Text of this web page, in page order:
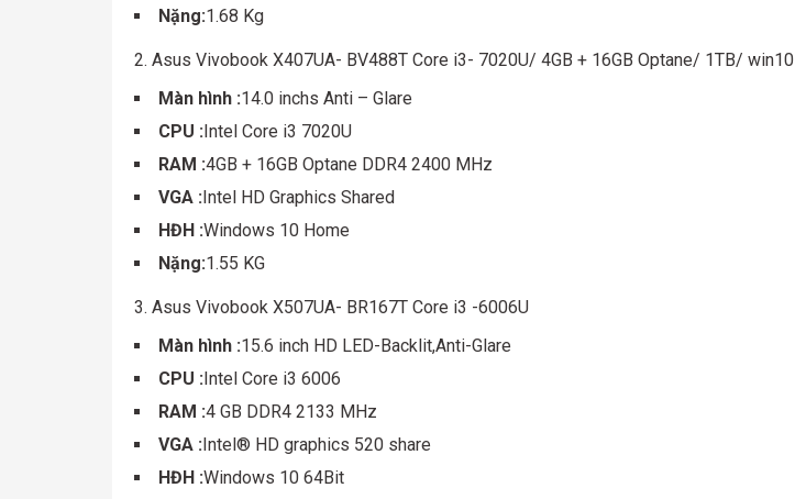
Nặng:1.68 Kg
2. Asus Vivobook X407UA- BV488T Core i3- 7020U/ 4GB + 16GB Optane/ 1TB/ win10
Màn hình :14.0 inchs Anti – Glare
CPU :Intel Core i3 7020U
RAM :4GB + 16GB Optane DDR4 2400 MHz
VGA :Intel HD Graphics Shared
HĐH :Windows 10 Home
Nặng:1.55 KG
3. Asus Vivobook X507UA- BR167T Core i3 -6006U
Màn hình :15.6 inch HD LED-Backlit,Anti-Glare
CPU :Intel Core i3 6006
RAM :4 GB DDR4 2133 MHz
VGA :Intel® HD graphics 520 share
HĐH :Windows 10 64Bit